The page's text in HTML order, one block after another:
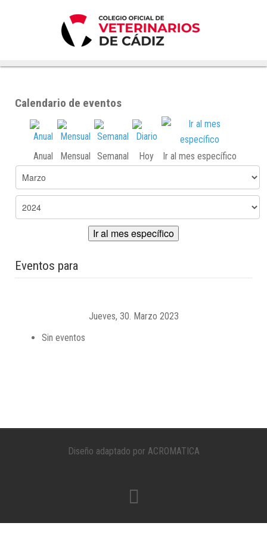
Calendario de eventos
Anual Mensual Semanal Hoy Ir al mes específico
Ir al mes específico
Eventos para
Jueves, 30. Marzo 2023
Sin eventos
Diseño adaptado por ACROMATICA